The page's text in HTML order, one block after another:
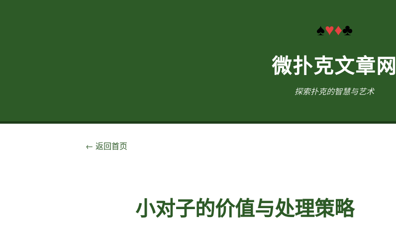
♠♥♦♣
微扑克文章网
探索扑克的智慧与艺术
← 返回首页
小对子的价值与处理策略